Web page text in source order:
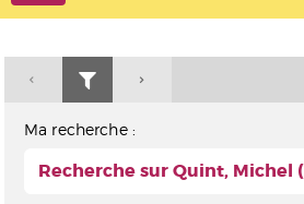
Ma recherche :
Recherche sur Quint, Michel